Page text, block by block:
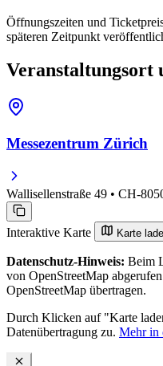
Öffnungszeiten und
späteren Zeitpunkt
Veranstaltungsort
Messezentrum Zürich
Wallisellenstraße 49 • CH-
Interaktive Karte Karte
Datenschutz-Hinweis: Beim
von OpenStreetMap
OpenStreetMap übertragen.
Durch Klicken auf "Karte
Datenübertragung zu. Mehr in